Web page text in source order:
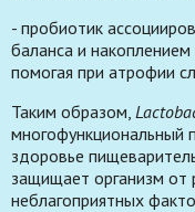
- пробиотик
баланса и накоплением
помогая при атрофии
Таким образом,
многофункциональный
здоровье
защищает организм от
неблагоприятных